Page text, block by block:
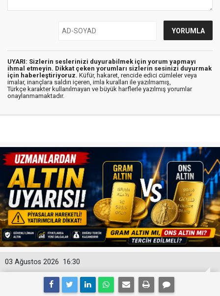
UYARI: Sizlerin seslerinizi duyurabilmek için yorum yapmayı
ihmal etmeyin. Dikkat çeken yorumları sizlerin sesinizi duyurmak
için haberleştiriyoruz. Küfür, hakaret, rencide edici cümleler veya
imalar, inançlara saldırı içeren, imla kuralları ile yazılmamış,
Türkçe karakter kullanılmayan ve büyük harflerle yazılmış yorumlar
onaylanmamaktadır.
16:30
03 Ağustos 2026